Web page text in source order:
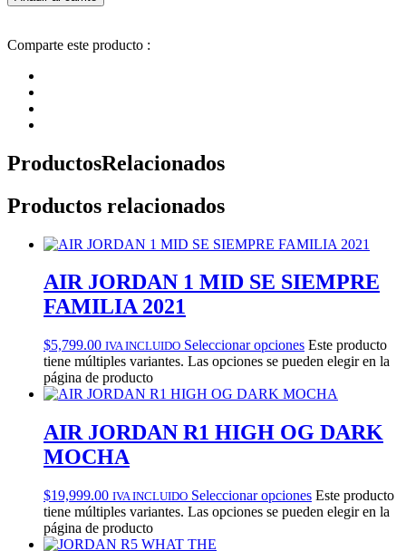
Comparte este producto :
ProductosRelacionados
Productos relacionados
AIR JORDAN 1 MID SE SIEMPRE
FAMILIA 2021
$5,799.00 IVA INCLUIDO Seleccionar opciones Este producto
tiene múltiples variantes. Las opciones se pueden elegir en la
página de producto
AIR JORDAN R1 HIGH OG DARK
MOCHA
$19,999.00 IVA INCLUIDO Seleccionar opciones Este producto
tiene múltiples variantes. Las opciones se pueden elegir en la
página de producto